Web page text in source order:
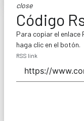
close
Código
Para copiar el enlace
haga clic en el botón.
RSS link